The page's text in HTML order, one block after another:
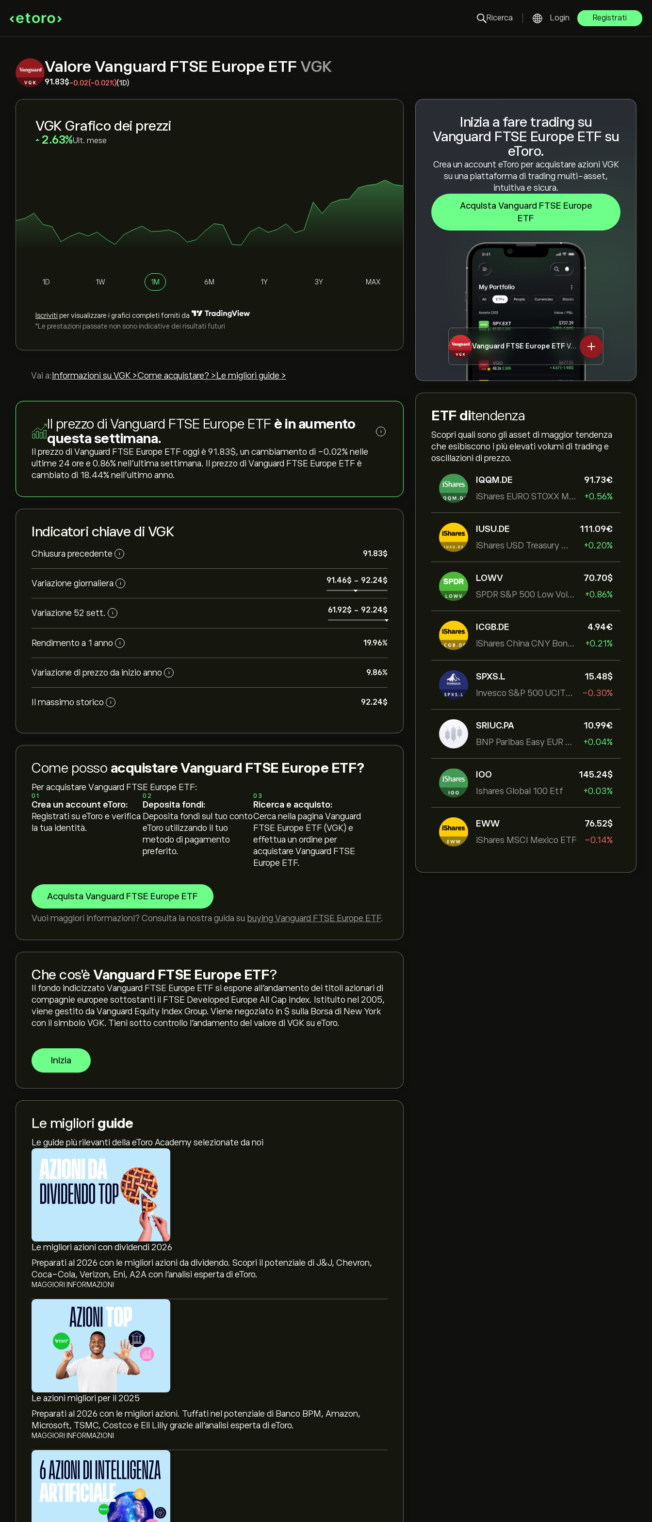
Ricerca Login Registrati
Valore Vanguard FTSE Europe ETF VGK
91.83‎$‎-0.02(-0.02%)(1D)
Inizia a fare trading su
Vanguard FTSE Europe ETF su
eToro.
Crea un account eToro per acquistare azioni VGK
su una piattaforma di trading multi-asset,
intuitiva e sicura.
Acquista Vanguard FTSE Europe
ETF
Vanguard FTSE Europe ETF VGK
ETF ditendenza
Scopri quali sono gli asset di maggior tendenza
che esibiscono i più elevati volumi di trading e
oscillazioni di prezzo.
IQQM.DE
iShares EURO STOXX Mid UCITS ETF
91.73‎€‎
+0.56%
IUSU.DE
iShares USD Treasury Bond 1-3yr UCITS ETF
111.09‎€‎
+0.20%
LOWV
SPDR S&P 500 Low Volatility UCITS ETF
70.70‎$‎
+0.86%
ICGB.DE
iShares China CNY Bond UCITS ETF
4.94‎€‎
+0.21%
SPXS.L
Invesco S&P 500 UCITS ETF
15.48‎$‎
-0.30%
SRIUC.PA
BNP Paribas Easy EUR Corp Bond SRI Fossil Free Ult
10.99‎€‎
+0.04%
IOO
Ishares Global 100 Etf
145.24‎$‎
+0.03%
EWW
iShares MSCI Mexico ETF
76.52‎$‎
-0.14%
VGK Grafico dei prezzi
‎2.63‎ Ult. mese
1D 1W 1M 6M 1Y 3Y MAX
Iscriviti per visualizzare i grafici completi forniti da
*Le prestazioni passate non sono indicative dei risultati futuri
Vai a: Informazioni su VGK >Come acquistare? > Le migliori guide >
Il prezzo di Vanguard FTSE Europe ETF è in aumento
questa settimana.
i
Il prezzo di Vanguard FTSE Europe ETF oggi è 91.83‎$‎, un cambiamento di ‎-0.02‎% nelle
ultime 24 ore e ‎0.86‎% nell'ultima settimana. Il prezzo di Vanguard FTSE Europe ETF è
cambiato di ‎18.44‎% nell'ultimo anno.
Indicatori chiave di VGK
Chiusura precedente i 91.83‎$‎
Variazione giornaliera i 91.46‎$‎ - 92.24‎$‎
Variazione 52 sett. i 61.92‎$‎ - 92.24‎$‎
Rendimento a 1 anno i 19.96%
Variazione di prezzo da inizio anno i 9.86%
Il massimo storico i 92.24‎$‎
Come posso acquistare Vanguard FTSE Europe ETF?
Per acquistare Vanguard FTSE Europe ETF:
01
Crea un account eToro:
Registrati su eToro e verifica
la tua identità.
02
Deposita fondi:
Deposita fondi sul tuo conto
eToro utilizzando il tuo
metodo di pagamento
preferito.
03
Ricerca e acquisto:
Cerca nella pagina Vanguard
FTSE Europe ETF (VGK) e
effettua un ordine per
acquistare Vanguard FTSE
Europe ETF.
Acquista Vanguard FTSE Europe ETF
Vuoi maggiori informazioni? Consulta la nostra guida su buying Vanguard FTSE Europe ETF.
Che cos'è Vanguard FTSE Europe ETF?
Il fondo indicizzato Vanguard FTSE Europe ETF si espone all’andamento dei titoli azionari di
compagnie europee sottostanti il FTSE Developed Europe All Cap Index. Istituito nel 2005,
viene gestito da Vanguard Equity Index Group. Viene negoziato in $ sulla Borsa di New York
con il simbolo VGK. Tieni sotto controllo l’andamento del valore di VGK su eToro.
Inizia
Le migliori guide
Le guide più rilevanti della eToro Academy selezionate da noi
Le migliori azioni con dividendi 2026
Preparati al 2026 con le migliori azioni da dividendo. Scopri il potenziale di J&J, Chevron,
Coca-Cola, Verizon, Eni, A2A con l’analisi esperta di eToro.
MAGGIORI INFORMAZIONI
Le azioni migliori per il 2025
Preparati al 2026 con le migliori azioni. Tuffati nel potenziale di Banco BPM, Amazon,
Microsoft, TSMC, Costco e Eli Lilly grazie all’analisi esperta di eToro.
MAGGIORI INFORMAZIONI
Il prezzo attuale di VGK è 91.83‎$‎